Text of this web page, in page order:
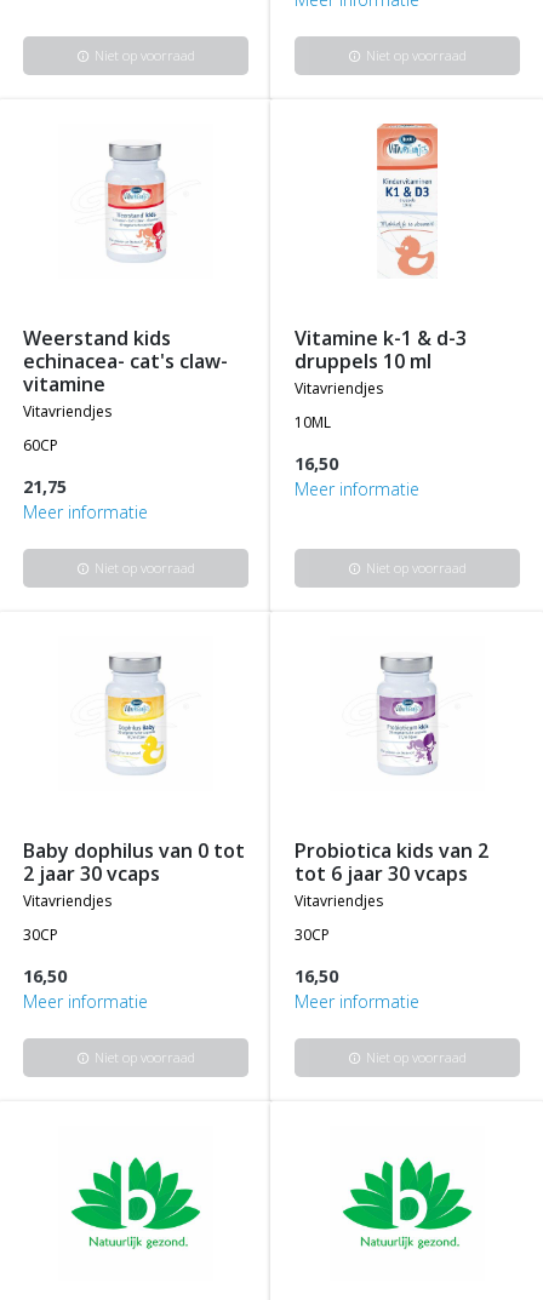
info Niet op voorraad info Niet op voorraad
weerstand kids
echinacea- cat's claw-
vitamine
vitavriendjes
60CP
21,75
Meer informatie
info Niet op voorraad
vitamine k-1 & d-3
druppels 10 ml
vitavriendjes
10ML
16,50
Meer informatie
info Niet op voorraad
baby dophilus van 0 tot
2 jaar 30 vcaps
vitavriendjes
30CP
16,50
Meer informatie
info Niet op voorraad
probiotica kids van 2
tot 6 jaar 30 vcaps
vitavriendjes
30CP
16,50
Meer informatie
info Niet op voorraad